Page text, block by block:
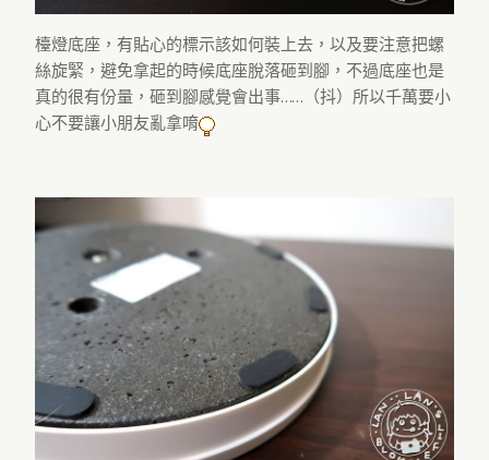
檯燈底座，有貼心的標示該如何裝上去，以及要注意把螺
絲旋緊，避免拿起的時候底座脫落砸到腳，不過底座也是
真的很有份量，砸到腳感覺會出事……（抖）所以千萬要小
心不要讓小朋友亂拿唷